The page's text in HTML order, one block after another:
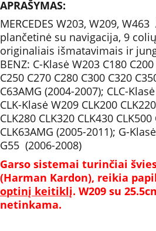
APRAŠYMAS:
MERCEDES W203, W209,
plančetinė su navigacija, 9
originaliais išmatavimais ir
BENZ: C-Klasė W203 C180
C250 C270 C280 C300 C320
C63AMG (2004-2007); CLC-
CLK-Klasė W209 CLK200
CLK280 CLK320 CLK430
CLK63AMG (2005-2011); G-
G55  (2006-2008)
Garso sistemai turinčiai
(Harman Kardon), reikia
optinį keitiklį. W209 su
netinkama.